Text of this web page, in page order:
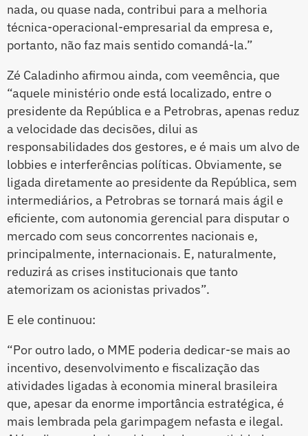
nada, ou quase nada, contribui para a melhoria
técnica-operacional-empresarial da empresa e,
portanto, não faz mais sentido comandá-la.”
Zé Caladinho afirmou ainda, com veemência, que
“aquele ministério onde está localizado, entre o
presidente da República e a Petrobras, apenas reduz
a velocidade das decisões, dilui as
responsabilidades dos gestores, e é mais um alvo de
lobbies e interferências políticas. Obviamente, se
ligada diretamente ao presidente da República, sem
intermediários, a Petrobras se tornará mais ágil e
eficiente, com autonomia gerencial para disputar o
mercado com seus concorrentes nacionais e,
principalmente, internacionais. E, naturalmente,
reduzirá as crises institucionais que tanto
atemorizam os acionistas privados”.
E ele continuou:
“Por outro lado, o MME poderia dedicar-se mais ao
incentivo, desenvolvimento e fiscalização das
atividades ligadas à economia mineral brasileira
que, apesar da enorme importância estratégica, é
mais lembrada pela garimpagem nefasta e ilegal.